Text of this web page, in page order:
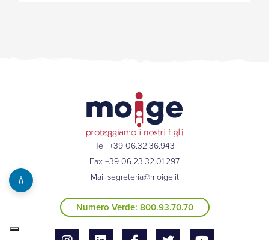
Tel. +39 06.32.36.943
Fax +39 06.23.32.01.297
Mail segreteria@moige.it
Numero Verde: 800.93.70.70